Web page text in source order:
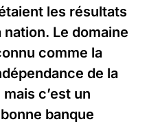
les résultats
Le domaine
comme la
de la
c’est un
banque